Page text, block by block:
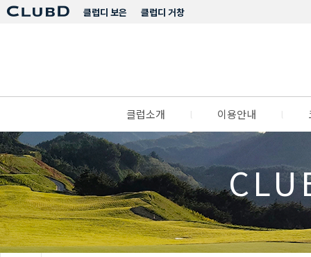
클럽디 거창
클럽디 보은
클럽소개 이용안내